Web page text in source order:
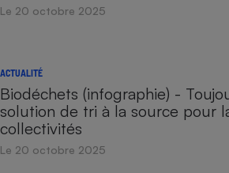
Le 20 octobre 2025
ACTUALITÉ
Biodéchets (infographie) -
solution de tri à la source pour
collectivités
Le 20 octobre 2025